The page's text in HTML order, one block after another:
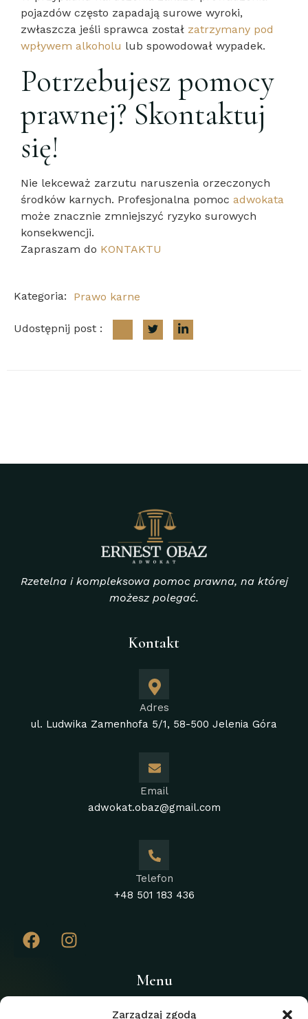
Zarządzaj zgodą
pojazdów często zapadają surowe wyroki,
zwłaszcza jeśli sprawca został zatrzymany pod
wpływem alkoholu lub spowodował wypadek.
Potrzebujesz pomocy
prawnej? Skontaktuj
się!
Nie lekceważ zarzutu naruszenia orzeczonych
środków karnych. Profesjonalna pomoc adwokata
może znacznie zmniejszyć ryzyko surowych
konsekwencji.
Zapraszam do KONTAKTU
Kategoria: Prawo karne
Udostępnij post :
Rzetelna i kompleksowa pomoc prawna, na której
możesz polegać.
Kontakt
Adres
ul. Ludwika Zamenhofa 5/1, 58-500 Jelenia Góra
Email
adwokat.obaz@gmail.com
Telefon
+48 501 183 436
Menu
Home